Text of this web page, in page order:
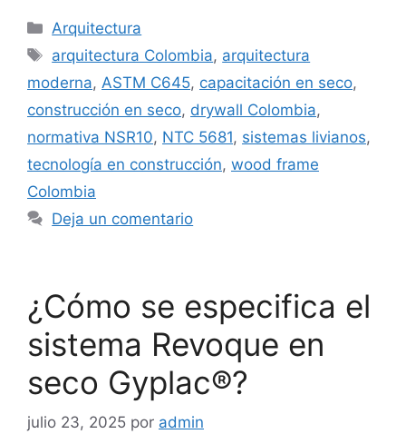
Categorías
Arquitectura
Etiquetas
arquitectura Colombia, arquitectura
moderna, ASTM C645, capacitación en seco,
construcción en seco, drywall Colombia,
normativa NSR10, NTC 5681, sistemas livianos,
tecnología en construcción, wood frame
Colombia
Deja un comentario
¿Cómo se especifica el
sistema Revoque en
seco Gyplac®?
julio 23, 2025 por admin